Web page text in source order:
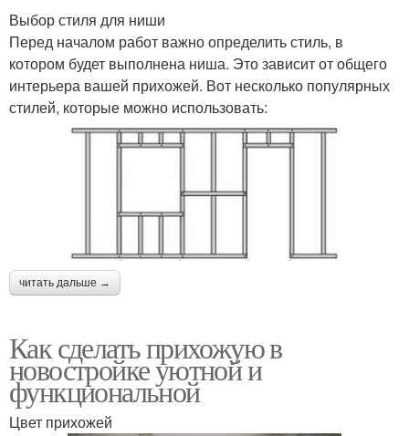
Выбор стиля для ниши
Перед началом работ важно определить стиль, в
котором будет выполнена ниша. Это зависит от общего
интерьера вашей прихожей. Вот несколько популярных
стилей, которые можно использовать:
читать дальше →
Как сделать прихожую в
новостройке уютной и
функциональной
Цвет прихожей